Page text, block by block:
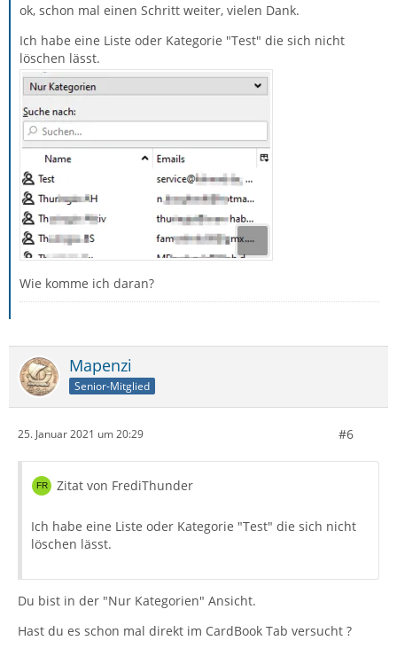
ok, schon mal einen Schritt weiter, vielen Dank.
Ich habe eine Liste oder Kategorie "Test" die sich nicht
löschen lässt.
Wie komme ich daran?
Mapenzi
Senior-Mitglied
25. Januar 2021 um 20:29 #6
Zitat von FrediThunder
Ich habe eine Liste oder Kategorie "Test" die sich nicht
löschen lässt.
Du bist in der "Nur Kategorien" Ansicht.
Hast du es schon mal direkt im CardBook Tab versucht ?